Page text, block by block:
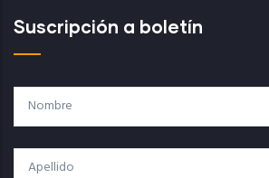
Suscripción a boletín
Nombre
Apellido